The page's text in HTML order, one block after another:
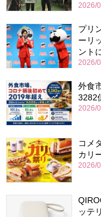
2026/
プリ
ーリ
ント
2026/
外食
3282
2026/
コメ
カリ
2026/
ッテ